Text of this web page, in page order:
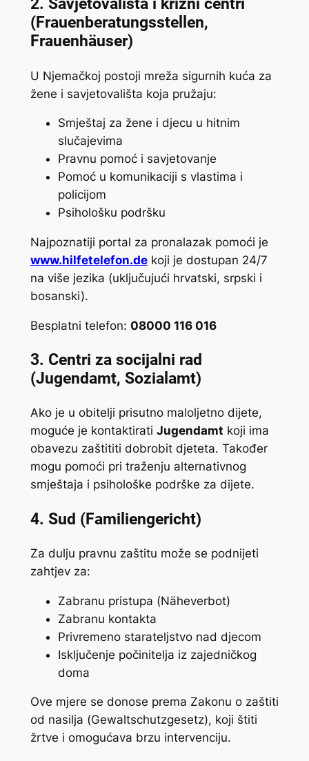
(Frauenberatungsstellen,
Frauenhäuser)
U Njemačkoj postoji mreža sigurnih kuća za
žene i savjetovališta koja pružaju:
Smještaj za žene i djecu u hitnim
slučajevima
Pravnu pomoć i savjetovanje
Pomoć u komunikaciji s vlastima i
policijom
Psihološku podršku
Najpoznatiji portal za pronalazak pomoći je
www.hilfetelefon.dekoji je dostupan 24/7
na više jezika (uključujući hrvatski, srpski i
bosanski).
Besplatni telefon: 08000 116 016
3. Centri za socijalni rad
(Jugendamt, Sozialamt)
Ako je u obitelji prisutno maloljetno dijete,
moguće je kontaktirati Jugendamt koji ima
obavezu zaštititi dobrobit djeteta. Također
mogu pomoći pri traženju alternativnog
smještaja i psihološke podrške za dijete.
4. Sud (Familiengericht)
Za dulju pravnu zaštitu može se podnijeti
zahtjev za:
Zabranu pristupa (Näheverbot)
Zabranu kontakta
Privremeno starateljstvo nad djecom
Isključenje počinitelja iz zajedničkog
doma
Ove mjere se donose prema Zakonu o zaštiti
od nasilja (Gewaltschutzgesetz), koji štiti
žrtve i omogućava brzu intervenciju.